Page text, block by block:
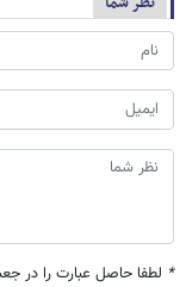
* لطفا حاصل عبارت را در